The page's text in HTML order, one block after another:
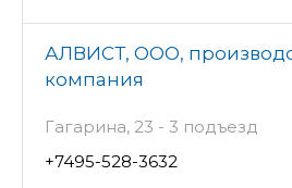
АЛВИСТ, ООО,
компания
Гагарина, 23 - 3 подъезд
+7495-528-3632